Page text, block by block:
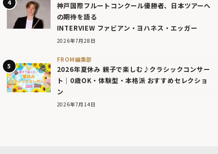
神戸国際フルートコンクール優勝者、日本ツアーへ
の期待を語る
INTERVIEW ファビアン・ヨハネス・エッガー
2026年7月28日
FROM編集部
2026年夏休み 親子で楽しむ♪クラシックコンサー
ト｜0歳OK・体験型・本格派 おすすめセレクショ
ン
2026年7月14日